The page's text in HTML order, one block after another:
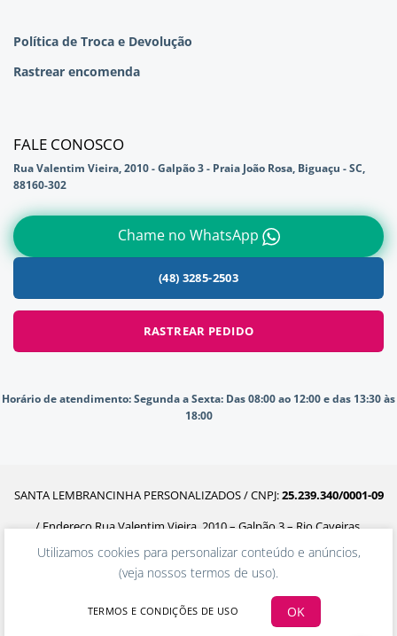
Política de Troca e Devolução
Rastrear encomenda
FALE CONOSCO
Rua Valentim Vieira, 2010 - Galpão 3 - Praia João Rosa, Biguaçu - SC,
88160-302
Chame no WhatsApp
(48) 3285-2503
RASTREAR PEDIDO
Horário de atendimento:Segunda a Sexta: Das 08:00 ao 12:00 e das 13:30 às
18:00
SANTA LEMBRANCINHA PERSONALIZADOS / CNPJ:25.239.340/0001-09
/ Endereço Rua Valentim Vieira, 2010 – Galpão 3 – Rio Caveiras,
Biguaçu – SC, 88160-302
Utilizamos cookies para personalizar conteúdo e anúncios,
(veja nossos termos de uso).
TERMOS E CONDIÇÕES DE USO OK